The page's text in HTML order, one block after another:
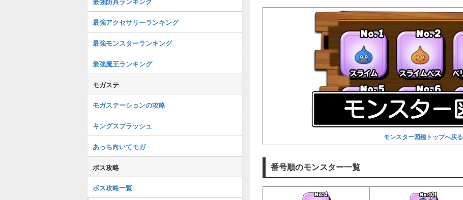
モンスター図鑑トップへ戻る
番号順のモンスター一覧
最強アクセサリーランキング
最強モンスターランキング
最強魔王ランキング
モガステ
モガステーションの攻略
キングスプラッシュ
あっち向いてモガ
ボス攻略
ボス攻略一覧